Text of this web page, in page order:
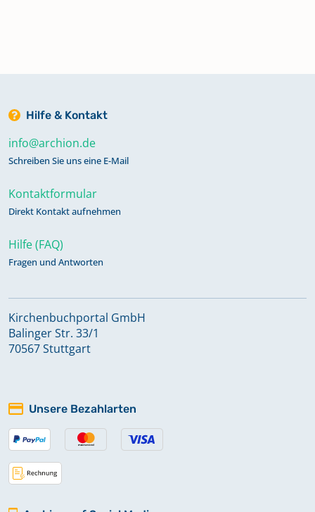
Hilfe & Kontakt
info@archion.de
Schreiben Sie uns eine E-Mail
Kontaktformular
Direkt Kontakt aufnehmen
Hilfe (FAQ)
Fragen und Antworten
Kirchenbuchportal GmbH
Balinger Str. 33/1
70567 Stuttgart
Unsere Bezahlarten